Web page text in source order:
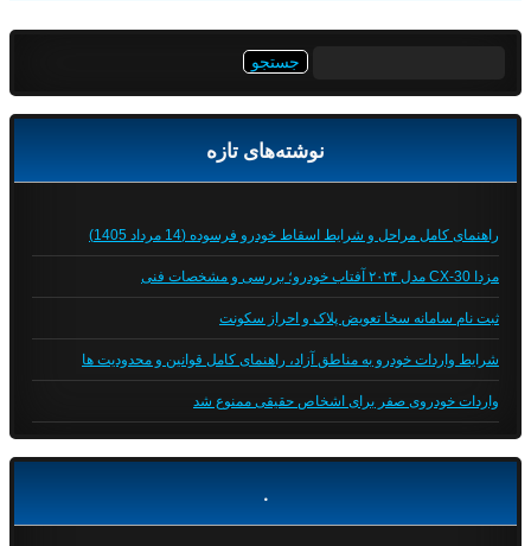
نوشته‌های تازه
راهنمای کامل مراحل و شرایط اسقاط خودرو فرسوده (14 مرداد 1405)
مزدا CX-30 مدل ۲۰۲۴ آفتاب خودرو؛ بررسی و مشخصات فنی
ثبت نام سامانه سخا تعویض پلاک و احراز سکونت
شرایط واردات خودرو به مناطق آزاد، راهنمای کامل قوانین و محدودیت ها
واردات خودروی صفر برای اشخاص حقیقی ممنوع شد
.